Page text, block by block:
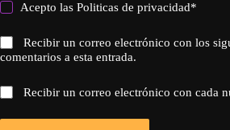
Acepto lasPoliticas de privacidad*
Recibir un correo electrónico con los
comentarios a esta entrada.
Recibir un correo electrónico con cada